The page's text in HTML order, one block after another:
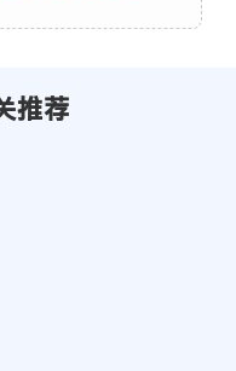
推荐